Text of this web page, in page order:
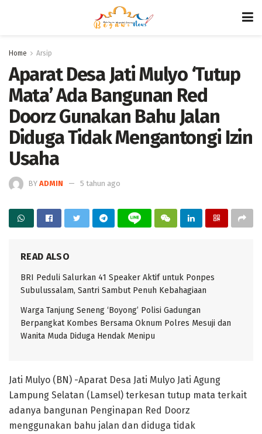
Home Arsip
Aparat Desa Jati Mulyo ‘Tutup
Mata’ Ada Bangunan Red
Doorz Gunakan Bahu Jalan
Diduga Tidak Mengantongi Izin
Usaha
BY ADMIN 5 tahun ago
READ ALSO
BRI Peduli Salurkan 41 Speaker Aktif untuk Ponpes
Subulussalam, Santri Sambut Penuh Kebahagiaan
Warga Tanjung Seneng ‘Boyong’ Polisi Gadungan
Berpangkat Kombes Bersama Oknum Polres Mesuji dan
Wanita Muda Diduga Hendak Menipu
Jati Mulyo (BN) -Aparat Desa Jati Mulyo Jati Agung
Lampung Selatan (Lamsel) terkesan tutup mata terkait
adanya bangunan Penginapan Red Doorz
menggunakan bahu jalan dan diduga tidak